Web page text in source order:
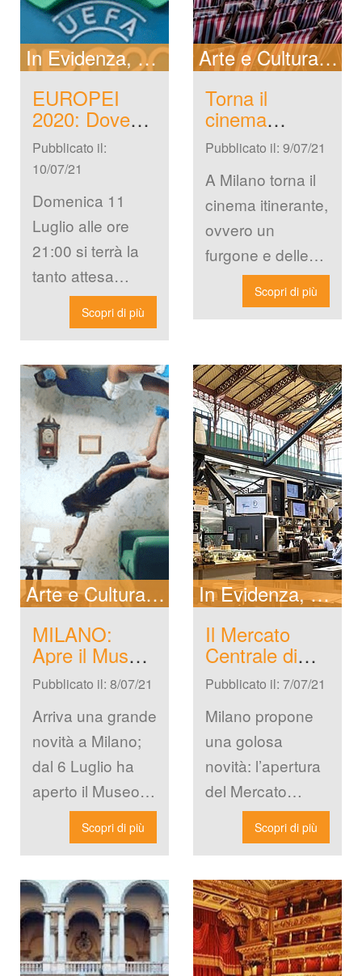
Cerca New
In Evidenza New
News Locali
EUROPEI
2020: Dove
vedere la
Finale Italia -
Inghilterra
Pubblicato il:
10/07/21
Domenica 11
Luglio alle ore
21:00 si terrà la
tanto attesa
Finale dei
Campionati
Uno scontro
titanico, […]
Scopri di più
Arte e Cultura
Torna il
cinema
itinerante a
Milano
Pubblicato il: 9/07/21
A Milano torna il
cinema itinerante,
ovvero un
furgone e delle
edie in giro per
le vie della città.
Scopri di più
Arte e CulturaIn Evidenza New
MILANO:
Apre il Museo
delle Illusioni
Pubblicato il: 8/07/21
Arriva una grande
novità a Milano;
dal 6 Luglio ha
aperto il Museo
delle Illusioni, uno
pazio unico in
Scopri di più
In Evidenza New
Il Mercato
Centrale di
Milano, tra
gusto e
innovazione
Pubblicato il: 7/07/21
Milano propone
una golosa
novità: l’apertura
del Mercato
Centrale. Si tratta
di un mercato
protagonisti sono
gli […]
Scopri di più